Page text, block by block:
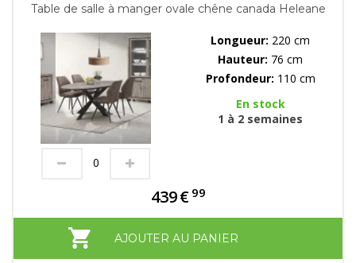
Table de salle à manger ovale chêne canada Heleane
Longueur: 220 cm
Hauteur: 76 cm
Profondeur: 110 cm
En stock
1 à 2 semaines
439€ 99
AJOUTER AU PANIER